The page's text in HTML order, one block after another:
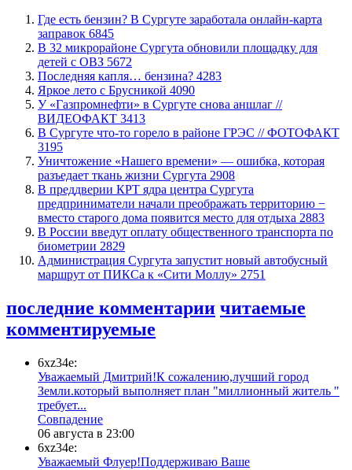
​Где есть бензин? В Сургуте заработала онлайн-карта
заправок 6845
В 32 микрорайоне Сургута обновили площадку для
детей с ОВЗ 5672
​Последняя капля… бензина? 4283
Яркое лето с Брусникой 4090
У «Газпромнефти» в Сургуте снова аншлаг //
ВИДЕОФАКТ 3413
​В Сургуте что-то горело в районе ГРЭС // ФОТОФАКТ
3195
​Уничтожение «Нашего времени» — ошибка, которая
разъедает ткань жизни Сургута 2908
​В преддверии КРТ ядра центра Сургута
предприниматели начали преображать территорию −
вместо старого дома появится место для отдыха 2883
В России введут оплату общественного транспорта по
биометрии 2829
​Администрация Сургута запустит новый автобусный
маршрут от ПИКСа к «Сити Моллу» 2751
последние комментарии читаемые
комментируемые
6xz34e:
Уважаемый Дмитрий!К сожалению,лучший город
Земли.который выполняет план "миллионный житель "
требует...
​Совпадение
06 августа в 23:00
6xz34e:
Уважаемый Флуер!Поддерживаю Ваше